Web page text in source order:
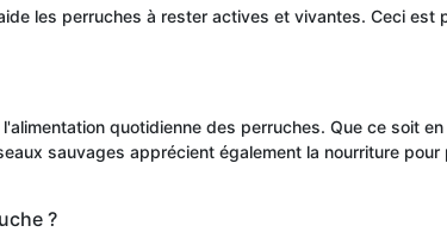
les perruches à rester actives et vivantes. Ceci
quotidienne des perruches. Que ce soit
sauvages apprécient également la nourriture
?